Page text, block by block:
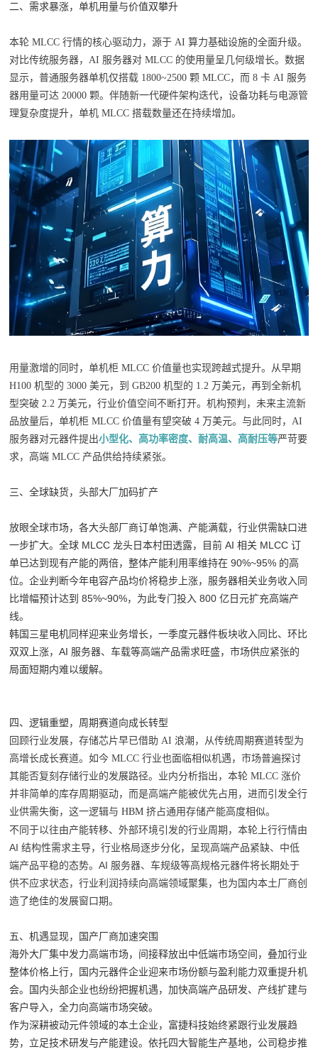
二、需求暴涨，单机用量与价值双攀升
本轮 MLCC 行情的核心驱动力，源于 AI 算力基础设施的全面升级。
对比传统服务器，AI 服务器对 MLCC 的使用量呈几何级增长。数据
显示，普通服务器单机仅搭载 1800~2500 颗 MLCC，而 8 卡 AI 服务
器用量可达 20000 颗。伴随新一代硬件架构迭代，设备功耗与电源管
理复杂度提升，单机 MLCC 搭载数量还在持续增加。
用量激增的同时，单机柜 MLCC 价值量也实现跨越式提升。从早期
H100 机型的 3000 美元，到 GB200 机型的 1.2 万美元，再到全新机
型突破 2.2 万美元，行业价值空间不断打开。机构预判，未来主流新
品放量后，单机柜 MLCC 价值量有望突破 4 万美元。与此同时，AI
服务器对元器件提出小型化、高功率密度、耐高温、高耐压等严苛要
求，高端 MLCC 产品供给持续紧张。
三、全球缺货，头部大厂加码扩产
放眼全球市场，各大头部厂商订单饱满、产能满载，行业供需缺口进
一步扩大。全球 MLCC 龙头日本村田透露，目前 AI 相关 MLCC 订
单已达到现有产能的两倍，整体产能利用率维持在 90%~95% 的高
位。企业判断今年电容产品均价将稳步上涨，服务器相关业务收入同
比增幅预计达到 85%~90%，为此专门投入 800 亿日元扩充高端产
线。
韩国三星电机同样迎来业务增长，一季度元器件板块收入同比、环比
双双上涨，AI 服务器、车载等高端产品需求旺盛，市场供应紧张的
局面短期内难以缓解。
四、逻辑重塑，周期赛道向成长转型
回顾行业发展，存储芯片早已借助 AI 浪潮，从传统周期赛道转型为
高增长成长赛道。如今 MLCC 行业也面临相似机遇，市场普遍探讨
其能否复刻存储行业的发展路径。业内分析指出，本轮 MLCC 涨价
并非简单的库存周期驱动，而是高端产能被优先占用，进而引发全行
业供需失衡，这一逻辑与HBM 挤占通用存储产能高度相似。
不同于以往由产能转移、外部环境引发的行业周期，本轮上行行情由
AI 结构性需求主导，行业格局逐步分化，呈现高端产品紧缺、中低
端产品平稳的态势。AI 服务器、车规级等高规格元器件将长期处于
供不应求状态，行业利润持续向高端领域聚集，也为国内本土厂商创
造了绝佳的发展窗口期。
五、机遇显现，国产厂商加速突围
海外大厂集中发力高端市场，间接释放出中低端市场空间，叠加行业
整体价格上行，国内元器件企业迎来市场份额与盈利能力双重提升机
会。国内头部企业也纷纷把握机遇，加快高端产品研发、产线扩建与
客户导入，全力向高端市场突破。
作为深耕被动元件领域的本土企业，富捷科技始终紧跟行业发展趋
势，立足技术研发与产能建设。依托四大智能生产基地，公司稳步推